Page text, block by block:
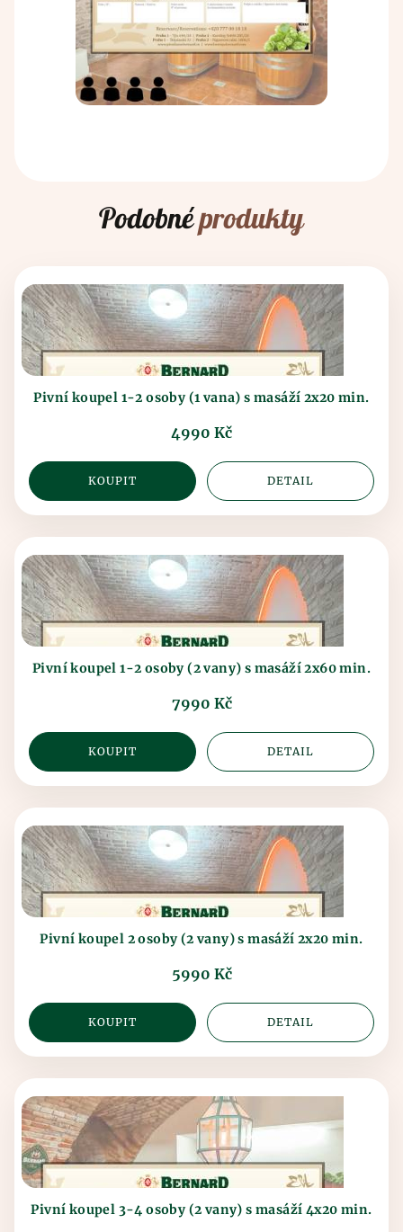
Podobnéprodukty
Pivní koupel 1-2 osoby (1 vana) s masáží 2x20 min.
4990 Kč
KOUPIT DETAIL
Pivní koupel 1-2 osoby (2 vany) s masáží 2x60 min.
7990 Kč
KOUPIT DETAIL
Pivní koupel 2 osoby (2 vany) s masáží 2x20 min.
5990 Kč
KOUPIT DETAIL
Pivní koupel 3-4 osoby (2 vany) s masáží 4x20 min.